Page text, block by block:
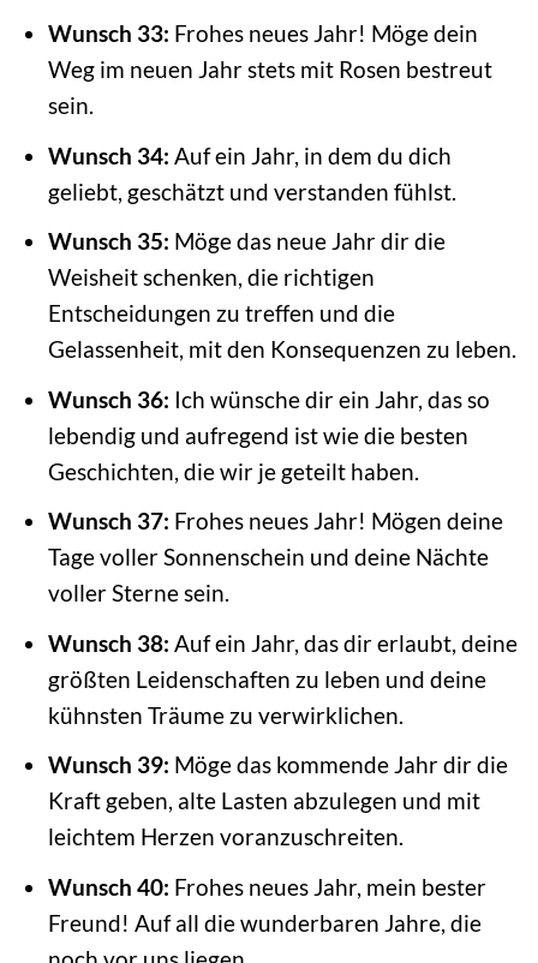
Wunsch 33: Frohes neues Jahr! Möge dein
Weg im neuen Jahr stets mit Rosen bestreut
sein.
Wunsch 34: Auf ein Jahr, in dem du dich
geliebt, geschätzt und verstanden fühlst.
Wunsch 35: Möge das neue Jahr dir die
Weisheit schenken, die richtigen
Entscheidungen zu treffen und die
Gelassenheit, mit den Konsequenzen zu leben.
Wunsch 36: Ich wünsche dir ein Jahr, das so
lebendig und aufregend ist wie die besten
Geschichten, die wir je geteilt haben.
Wunsch 37: Frohes neues Jahr! Mögen deine
Tage voller Sonnenschein und deine Nächte
voller Sterne sein.
Wunsch 38: Auf ein Jahr, das dir erlaubt, deine
größten Leidenschaften zu leben und deine
kühnsten Träume zu verwirklichen.
Wunsch 39: Möge das kommende Jahr dir die
Kraft geben, alte Lasten abzulegen und mit
leichtem Herzen voranzuschreiten.
Wunsch 40: Frohes neues Jahr, mein bester
Freund! Auf all die wunderbaren Jahre, die